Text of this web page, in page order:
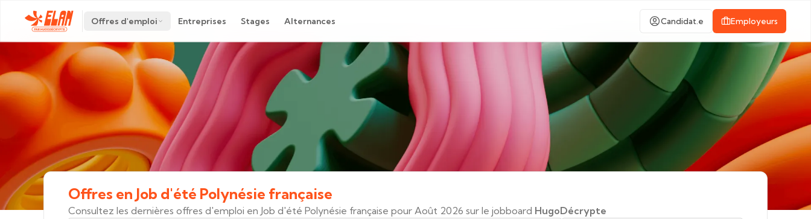
Offres d'emploi Entreprises Stages Alternances Candidat.e Employeurs
Offres en Job d'été Polynésie française
Consultez les dernières offres d'emploi en Job d'été Polynésie française pour Août 2026 sur le jobboard HugoDécrypte